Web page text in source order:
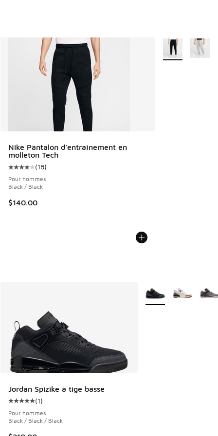
Nike Pantalon d’entraînement en
molleton Tech
Cote moyenne du client - [4 sur 5 étoiles], 18
(18)
Pour hommes
Black / Black
$140.00
Plus de couleurs
Jordan Spizike à tige basse
Cote moyenne du client - [5 sur 5 étoiles], 1 commentaires
(1)
Pour hommes
Black / Black / Black
Plus de couleurs